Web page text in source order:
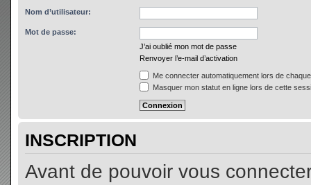
Nom d’utilisateur:
Mot de passe:
J’ai oublié mon mot de passe
Renvoyer l’e-mail d’activation
Me connecter automatiquement lors de
Masquer mon statut en ligne lors de cette
INSCRIPTION
Avant de pouvoir vous